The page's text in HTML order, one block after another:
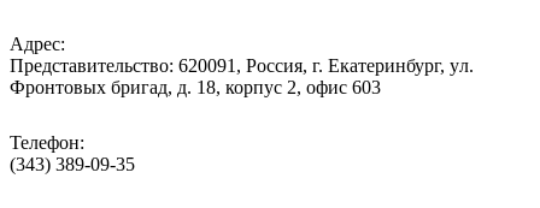
Адрес:
Представительство: 620091, Россия, г. Екатеринбург, ул.
Фронтовых бригад, д. 18, корпус 2, офис 603
Телефон:
(343) 389-09-35